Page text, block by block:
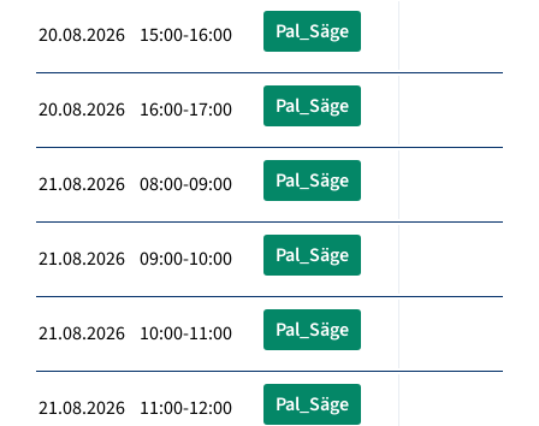
20.08.2026 15:00-16:00 Pal_Säge
20.08.2026 16:00-17:00 Pal_Säge
21.08.2026 08:00-09:00 Pal_Säge
21.08.2026 09:00-10:00 Pal_Säge
21.08.2026 10:00-11:00 Pal_Säge
21.08.2026 11:00-12:00 Pal_Säge